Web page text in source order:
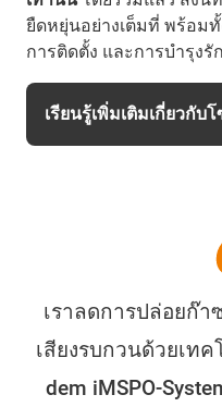
ยืดหยุ่นอย่างเต็มที่ พร้อม
การติดตั้ง และการบำรุงรั
เรียนรู้เพิ่มเติมเกี่ยวกั
เราลดการปล่อยก๊
เสียงรบกวนด้วยเท
dem iMSPO-